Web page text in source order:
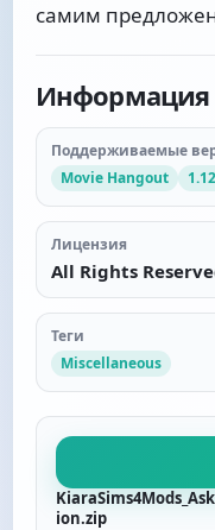
самим
Информация
Поддерживаемые
Movie Hangout
Лицензия
All Rights
Теги
Miscellaneous
ion.zip